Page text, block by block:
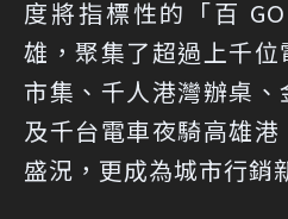
度將指標性的「百
雄，聚集了超過上千
市集、千人港灣辦桌
及千台電車夜騎高雄
盛況，更成為城市行銷